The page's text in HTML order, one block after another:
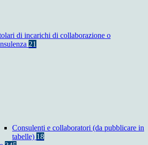
di incarichi di collaborazione o
21
Consulenti e collaboratori (da pubblicare in
tabelle) 18